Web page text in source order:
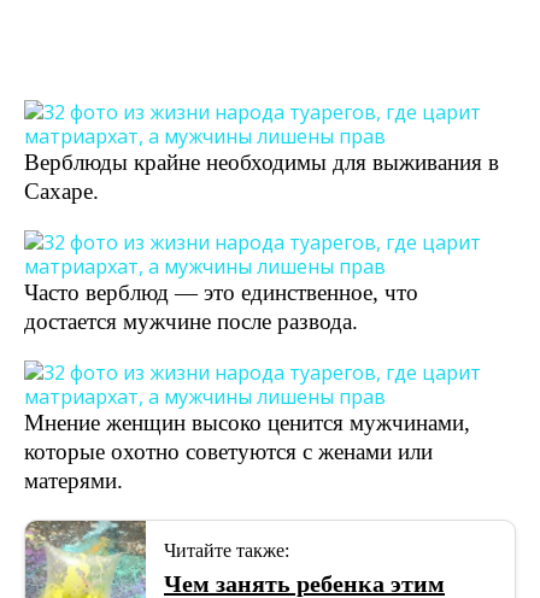
Верблюды крайне необходимы для выживания в
Сахаре.
Часто верблюд — это единственное, что
достается мужчине после развода.
Мнение женщин высоко ценится мужчинами,
которые охотно советуются с женами или
матерями.
Читайте также:
Чем занять ребенка этим